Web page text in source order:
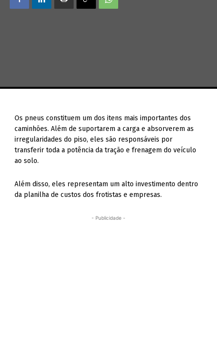
Os pneus constituem um dos itens mais importantes dos
caminhões. Além de suportarem a carga e absorverem as
irregularidades do piso, eles são responsáveis por
transferir toda a potência da tração e frenagem do veículo
ao solo.
Além disso, eles representam um alto investimento dentro
da planilha de custos dos frotistas e empresas.
- Publicidade -